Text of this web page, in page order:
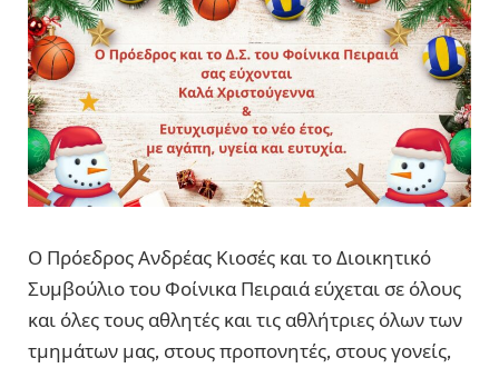
Ο Πρόεδρος Ανδρέας Κιοσές και το Διοικητικό
Συμβούλιο του Φοίνικα Πειραιά εύχεται σε όλους
και όλες τους αθλητές και τις αθλήτριες όλων των
τμημάτων μας, στους προπονητές, στους γονείς,